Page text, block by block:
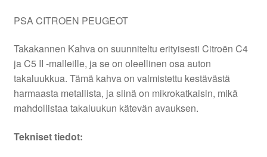
PSA CITROEN PEUGEOT
Takakannen Kahva on suunniteltu erityisesti Citroën C4
ja C5 II -malleille, ja se on oleellinen osa auton
takaluukkua. Tämä kahva on valmistettu kestävästä
harmaasta metallista, ja siinä on mikrokatkaisin, mikä
mahdollistaa takaluukun kätevän avauksen.
Tekniset tiedot: